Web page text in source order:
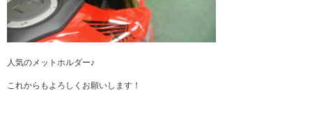
人気のメットホルダー♪
これからもよろしくお願いします！